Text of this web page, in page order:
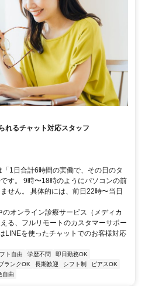
れるチャット対応スタッフ
1日合計6時間の実働で、その日のタ
す。 9時〜18時のようにパソコンの前
せん。 具体的には、前日22時〜当日
オンライン診療サービス（メディカ
る、フルリモートのカスタマーサポー
LINEを使ったチャットでのお客様対応
ト自由 学歴不問
即日勤務OK
ランクOK 長期歓迎 シフト制
ピアスOK
自由